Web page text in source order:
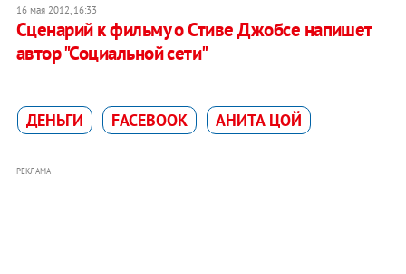
16 мая 2012, 16:33
Сценарий к фильму о Стиве Джобсе напишет
автор "Социальной сети"
ДЕНЬГИ FACEBOOK АНИТА ЦОЙ
РЕКЛАМА